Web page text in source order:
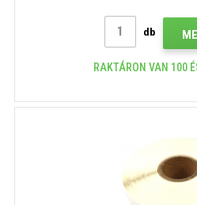
db
RAKTÁRON VAN 100